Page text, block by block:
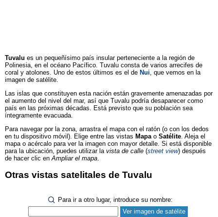
Tuvalu es un pequeñísimo país insular perteneciente a la región de
Polinesia, en el océano Pacífico. Tuvalu consta de varios arrecifes de
coral y atolones. Uno de estos últimos es el de Nui , que vemos en la
imagen de satélite.
Las islas que constituyen esta nación están gravemente amenazadas por
el aumento del nivel del mar, así que Tuvalu podría desaparecer como
país en las próximas décadas. Está previsto que su población sea
íntegramente evacuada.
Para navegar por la zona, arrastra el mapa con el ratón (o con los dedos
en tu dispositivo móvil). Elige entre las vistas Mapao Satélite. Aleja el
mapa o acércalo para ver la imagen con mayor detalle. Si está disponible
para la ubicación, puedes utilizar la vista de calle (street view) después
de hacer clic enAmpliar el mapa.
Otras vistas satelitales de Tuvalu
Para ir a otro lugar, introduce su nombre: